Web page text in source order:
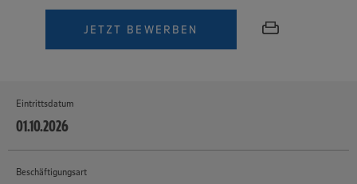
JETZT BEWERBEN
Eintrittsdatum
01.10.2026
Beschäftigungsart